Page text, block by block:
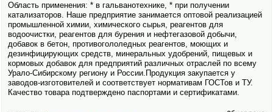
Область применения: * в гальванотехнике, * при получении
катализаторов. Наше предприятие занимается оптовой реализацией
промышленной химии, химического сырья, реагентов для
водоочистки, реагентов для бурения и нефте­газовой добычи,
добавок в бетон, противогололедных реагентов, моющих и
дезинфицирующих средств, минеральных удобрений, пищевых и
кормо­вых добавок для предприятий различных отраслей по всему
Урало-Сибирскому региону и России.Продукция закупается у
заводов-изготовителей и соответствует нормативам ГОСТов и ТУ.
Качество товара подтверждено паспортами и сертификатами.